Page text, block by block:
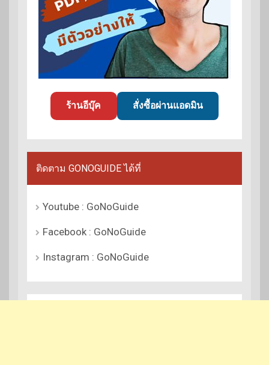
ร้านอีบุ๊ค สั่งซื้อผ่านแอดมิน
ติดตาม GONOGUIDE ได้ที่
Youtube : GoNoGuide
Facebook : GoNoGuide
Instagram : GoNoGuide